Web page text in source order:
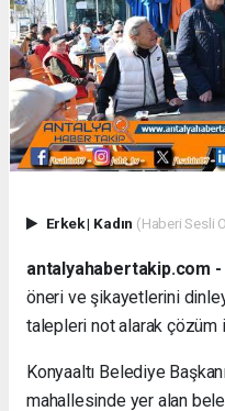
Erkek| Kadın (Haberi Sesli
antalyahabertakip.com -
öneri ve şikayetlerini
talepleri not alarak çözüm
Konyaaltı Belediye
mahallesinde yer alan